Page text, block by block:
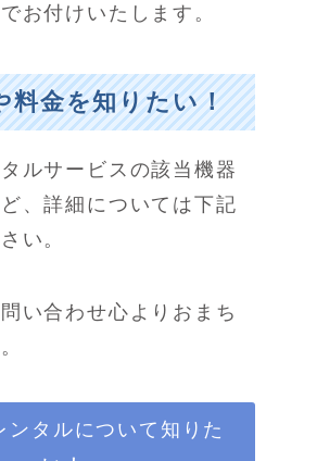
お付けいたします。
料金を知りたい！
ルサービスの該当機器
、詳細については下記
い。
い合わせ心よりおまち
ンタルについて知りた